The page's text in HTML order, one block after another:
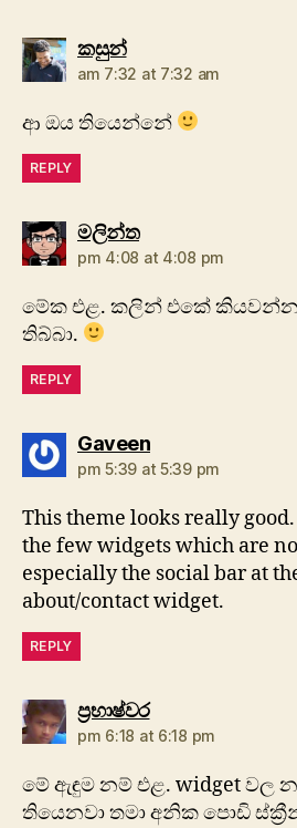
කසුන්says:
am 7:32 at 7:32 am
ආ ඔය තියෙන්නේ
REPLY
මලින්තsays:
pm 4:08 at 4:08 pm
මේක එළ. කලින් එකේ
තිබ්බා.
REPLY
Gaveensays:
pm 5:39 at 5:39 pm
This theme looks really
the few widgets which are
especially the social bar at
about/contact widget.
REPLY
ප්‍රභාෂ්වරsays:
pm 6:18 at 6:18 pm
මේ ඇඳුම නම් එළ. widget වල
තියෙනවා තමා අනික පොඩි